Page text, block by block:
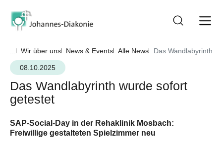
... Wir über uns News & Events Alle News
Das Wandlabyrinth
08.10.2025
Das Wandlabyrinth wurde sofort
getestet
SAP-Social-Day in der Rehaklinik Mosbach:
Freiwillige gestalteten Spielzimmer neu